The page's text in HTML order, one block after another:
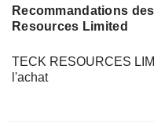
Recommandations
Resources Limited
TECK RESOURCES
l'achat